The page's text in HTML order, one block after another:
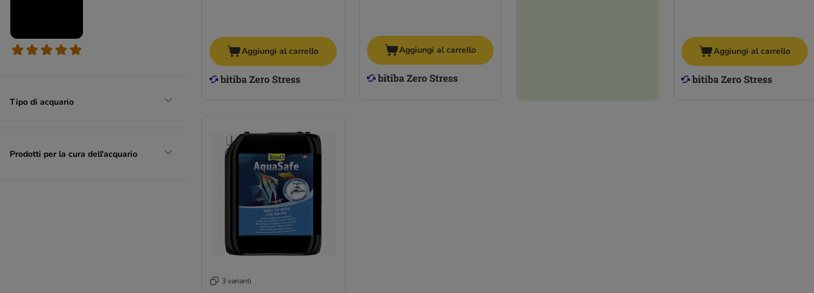
Tipo di acquario
Prodotti per la cura dell'acquario
Aggiungi al carrello Aggiungi al carrello Aggiungi al carrello
3 varianti